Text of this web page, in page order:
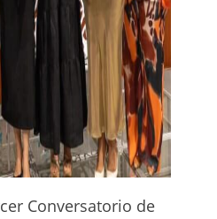
Conversatorio de